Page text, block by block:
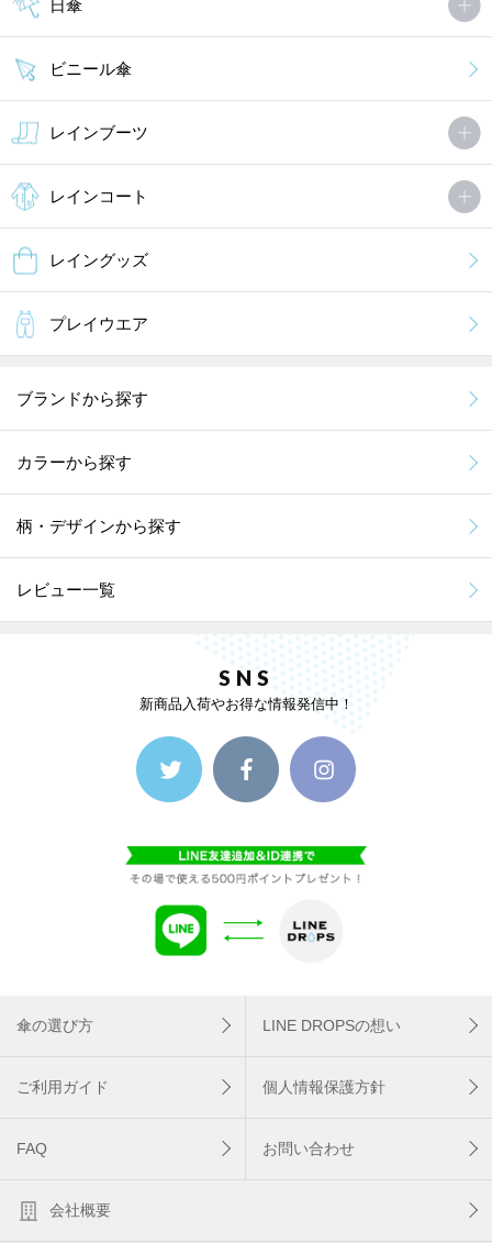
商品の在庫が無いことが多く、やっと購入できました。今回は娘用
に購入しました。以前購入したタイプとは違い、このタイプもとて
暑から身を守る重要な．．．
ムーミンさん（3件）
非公開 投稿日：2025年04月23日
日傘
ビニール傘
レインブーツ
レインコート
レイングッズ
プレイウエア
ブランドから探す
カラーから探す
柄・デザインから探す
レビュー一覧
SNS
新商品入荷やお得な情報発信中！
傘の選び方 LINE DROPSの想い
ご利用ガイド 個人情報保護方針
FAQ お問い合わせ
会社概要